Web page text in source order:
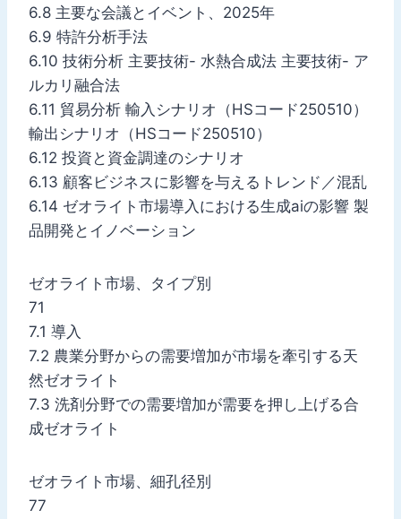
6.8 主要な会議とイベント、2025年
6.9 特許分析手法
6.10 技術分析 主要技術- 水熱合成法 主要技術- ア
ルカリ融合法
6.11 貿易分析 輸入シナリオ（HSコード250510）
輸出シナリオ（HSコード250510）
6.12 投資と資金調達のシナリオ
6.13 顧客ビジネスに影響を与えるトレンド／混乱
6.14 ゼオライト市場導入における生成aiの影響 製
品開発とイノベーション
ゼオライト市場、タイプ別
71
7.1 導入
7.2 農業分野からの需要増加が市場を牽引する天
然ゼオライト
7.3 洗剤分野での需要増加が需要を押し上げる合
成ゼオライト
ゼオライト市場、細孔径別
77